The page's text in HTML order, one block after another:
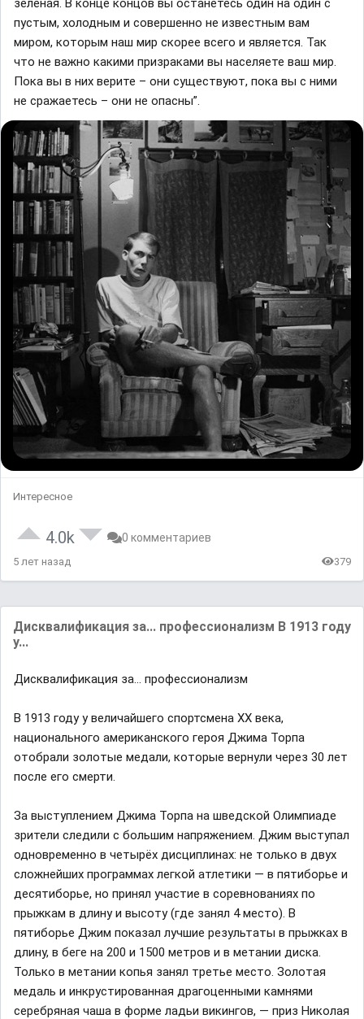
зеленая. В конце концов вы останетесь один на один с
пустым, холодным и совершенно не известным вам
миром, которым наш мир скорее всего и является. Так
что не важно какими призраками вы населяете ваш мир.
Пока вы в них верите – они существуют, пока вы с ними
не сражаетесь – они не опасны”.
Интересное
4.0k 0 комментариев
5 лет назад 379
Дисквалификация за... профессионализм В 1913 году
у...
Дисквалификация за... профессионализм
В 1913 году у величайшего спортсмена ХХ века,
национального американского героя Джима Торпа
отобрали золотые медали, которые вернули через 30 лет
после его смерти.
За выступлением Джима Торпа на шведской Олимпиаде
зрители следили с большим напряжением. Джим выступал
одновременно в четырёх дисциплинах: не только в двух
сложнейших программах легкой атлетики — в пятиборье и
десятиборье, но принял участие в соревнованиях по
прыжкам в длину и высоту (где занял 4 место). В
пятиборье Джим показал лучшие результаты в прыжках в
длину, в беге на 200 и 1500 метров и в метании диска.
Только в метании копья занял третье место. Золотая
медаль и инкрустированная драгоценными камнями
серебряная чаша в форме ладьи викингов, — приз Николая